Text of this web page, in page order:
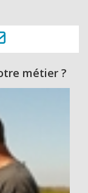
métier ?